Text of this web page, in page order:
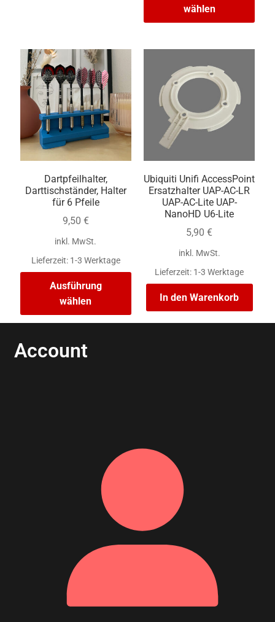
wählen
Dartpfeilhalter,
Darttischständer, Halter
für 6 Pfeile
9,50 €
inkl. MwSt.
Lieferzeit: 1-3 Werktage
Ausführung
wählen
Ubiquiti Unifi AccessPoint
Ersatzhalter UAP-AC-LR
UAP-AC-Lite UAP-
NanoHD U6-Lite
5,90€
inkl. MwSt.
Lieferzeit: 1-3 Werktage
In den Warenkorb
Account